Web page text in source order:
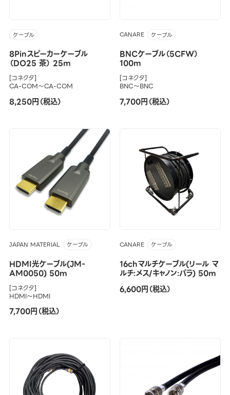
ケーブル
8Pinスピーカーケーブル
（DO25 茶） 25m
[コネクタ]
CA-COM～CA-COM
8,250円（税込）
CANARE ケーブル
BNCケーブル（5CFW）
100m
[コネクタ]
BNC～BNC
7,700円（税込）
JAPAN MATERIAL ケーブル
HDMI光ケーブル(JM-
AM0050) 50m
[コネクタ]
HDMI～HDMI
7,700円（税込）
CANARE ケーブル
16chマルチケーブル(リール マ
ルチ:メス/キャノン:パラ) 50m
6,600円（税込）